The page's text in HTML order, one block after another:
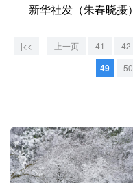
文化产业
北京 天津
辽宁 吉林
新华社发（朱春晓摄）
|<< 上一页 41 42
49 50